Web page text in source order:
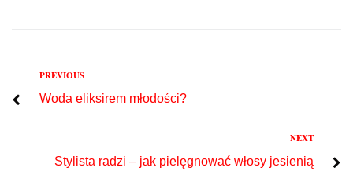
Nawigacja
wpisu
Previous
PREVIOUS
Woda eliksirem młodości?
NEXT
Stylista radzi – jak pielęgnować włosy jesienią